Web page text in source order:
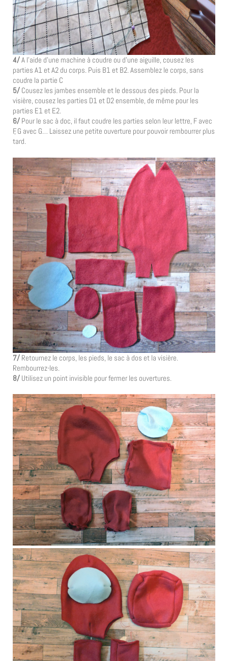
4/A l’aide d’une machine à coudre ou d’une aiguille, cousez les
parties A1 et A2 du corps. Puis B1 et B2. Assemblez le corps, sans
coudre la partie C
5/ Cousez les jambes ensemble et le dessous des pieds. Pour la
visière, cousez les parties D1 et D2 ensemble, de même pour les
parties E1 et E2.
6/ Pour le sac à doc, il faut coudre les parties selon leur lettre, F avec
F, G avec G… Laissez une petite ouverture pour pouvoir rembourrer plus
tard.
7/ Retournez le corps, les pieds, le sac à dos et la visière.
Rembourrez-les.
8/ Utilisez un point invisible pour fermer les ouvertures.